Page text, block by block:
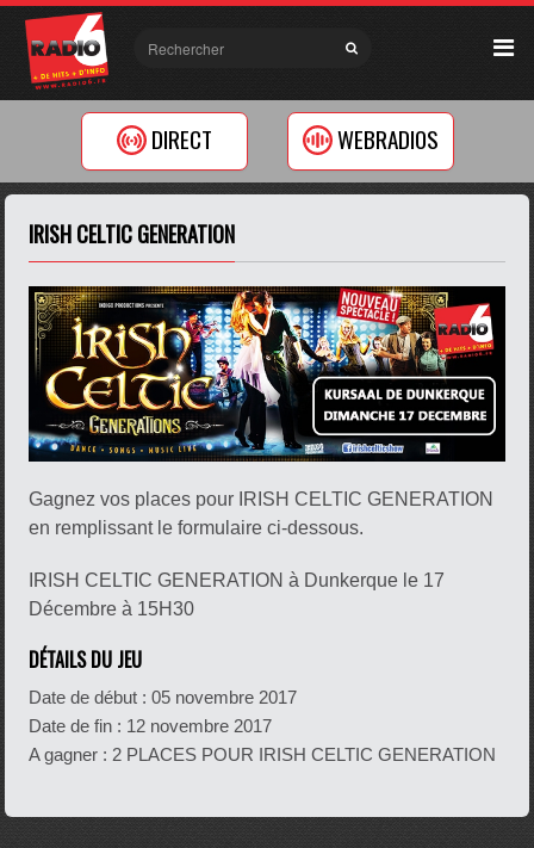
DIRECT WEBRADIOS
IRISH CELTIC GENERATION
Gagnez vos places pour IRISH CELTIC GENERATION
en remplissant le formulaire ci-dessous.
IRISH CELTIC GENERATION à Dunkerque le 17
Décembre à 15H30
DÉTAILS DU JEU
Date de début :05 novembre 2017
Date de fin : 12 novembre 2017
A gagner : 2 PLACES POUR IRISH CELTIC GENERATION